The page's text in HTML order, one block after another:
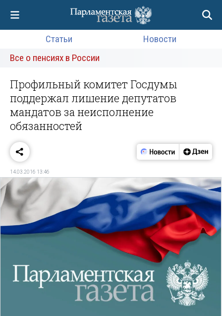
Статьи
Новости
Все о пенсиях в России
Профильный комитет Госдумы
поддержал лишение депутатов
мандатов за неисполнение
обязанностей
14.03.2016 13:46